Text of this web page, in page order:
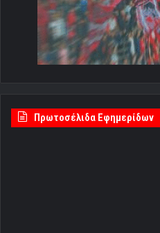
Πρωτοσέλιδα Εφημερίδων